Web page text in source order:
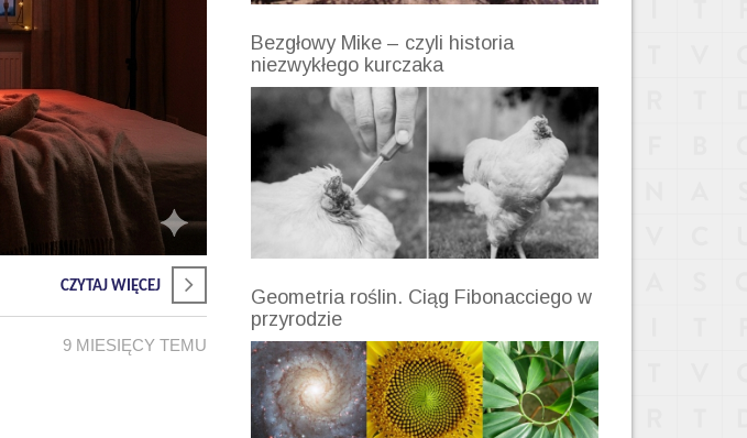
CZYTAJ WIĘCEJ
9 MIESIĘCY TEMU
Bezgłowy Mike – czyli historia
niezwykłego kurczaka
Geometria roślin. Ciąg Fibonacciego w
przyrodzie